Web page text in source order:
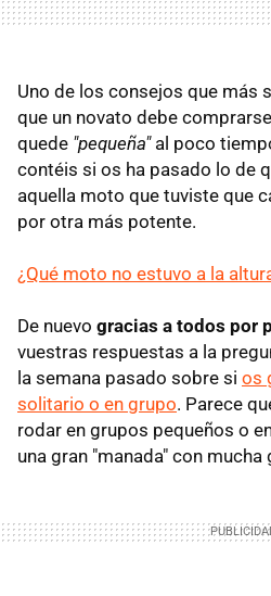
Uno de los consejos que más
que un novato debe
quede "pequeña"al poco
contéis si os ha pasado lo de
aquella moto que tuviste que
por otra más potente.
¿Qué moto no estuvo a la
De nuevo gracias a todos por
vuestras respuestas a la
la semana pasado sobre si os
solitario o en grupo. Parece
rodar en grupos pequeños o
una gran "manada" con mucha